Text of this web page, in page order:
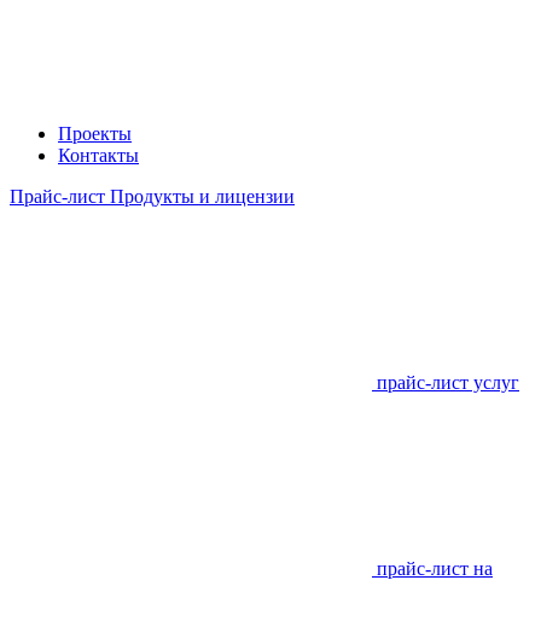
Проекты
Контакты
Прайс-лист Продукты и лицензии
прайс-лист услуг
прайс-лист на